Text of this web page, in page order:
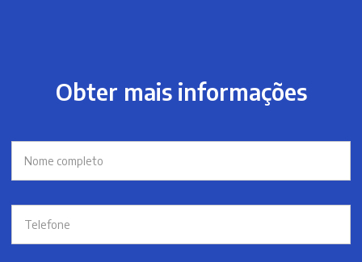
Obter mais informações